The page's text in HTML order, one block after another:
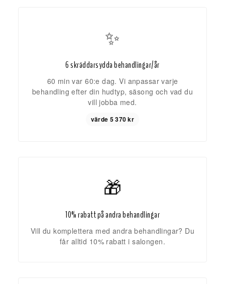
✨
6 skräddarsydda behandlingar/år
60 min var 60:e dag. Vi anpassar varje
behandling efter din hudtyp, säsong och vad du
vill jobba med.
värde 5 370 kr
🎁
10% rabatt på andra behandlingar
Vill du komplettera med andra behandlingar? Du
får alltid 10% rabatt i salongen.